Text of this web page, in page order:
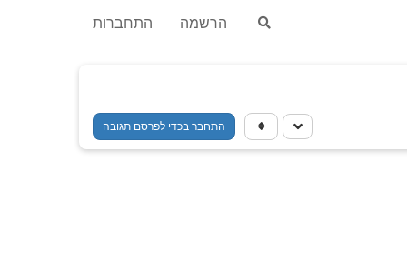
הרשמה התחברות
התחבר בכדי לפרסם תגובה